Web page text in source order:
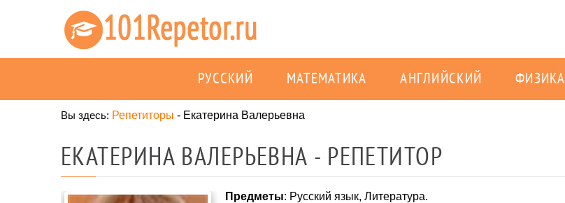
РУССКИЙ МАТЕМАТИКА АНГЛИЙСКИЙ ФИЗИКА
Вы здесь: Репетиторы - Екатерина Валерьевна
ЕКАТЕРИНА ВАЛЕРЬЕВНА - РЕПЕТИТОР
Предметы: Русский язык, Литература.